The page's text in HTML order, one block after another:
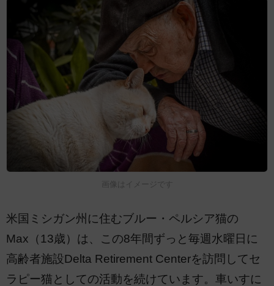
画像はイメージです
米国ミシガン州に住むブルー・ペルシア猫の
Max（13歳）は、この8年間ずっと毎週水曜日に
高齢者施設Delta Retirement Centerを訪問してセ
ラピー猫としての活動を続けています。車いすに